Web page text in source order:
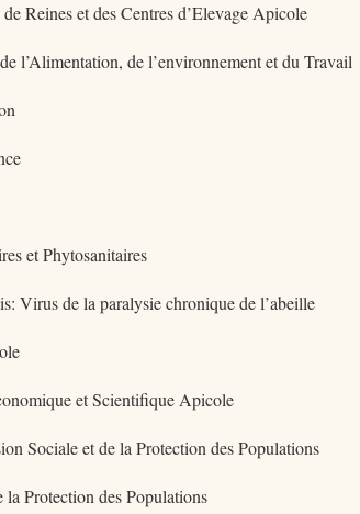
Reines et des Centres d’Elevage Apicole
l’Alimentation, de l’environnement et du Travail
et Phytosanitaires
Virus de la paralysie chronique de l’abeille
et Scientifique Apicole
Sociale et de la Protection des Populations
Protection des Populations